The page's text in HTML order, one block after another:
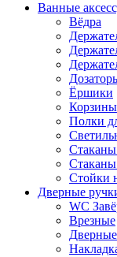
Ванные
Вёдра
Ёршики
Полки
Стаканы
Стойки
Дверные
WC
Врезные